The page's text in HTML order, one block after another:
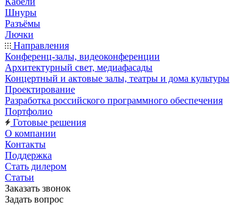
Шнуры
Разъёмы
Лючки
Направления
Конференц-залы, видеоконференции
Архитектурный свет, медиафасады
Концертный и актовые залы, театры и дома культуры
Проектирование
Разработка российского программного обеспечения
Портфолио
Готовые решения
О компании
Контакты
Поддержка
Стать дилером
Статьи
Заказать звонок
Задать вопрос